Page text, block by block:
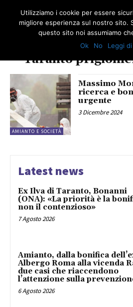
Taranto
AMIANTO E SOCIETÀ
Massimo
ricerca e
urgente
3 Dicembre 2024
Latest news
Ex Ilva di Taranto, Bonanni
(ONA): «La priorità è la
non il contenzioso»
7 Agosto 2026
Amianto, dalla bonifica
Albergo Roma alla vicenda
due casi che riaccendono
l’attenzione sulla
6 Agosto 2026
Utilizziamo i cookie per essere
migliore esperienza sul nostro sito.
questo sito noi assumiamo
Ok
No Leggi